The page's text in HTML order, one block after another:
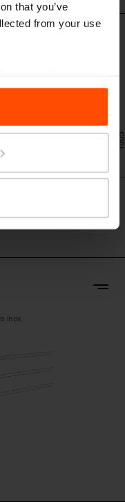
that you’ve
from your use
inox